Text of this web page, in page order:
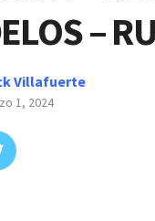
–
Villafuerte
1, 2024